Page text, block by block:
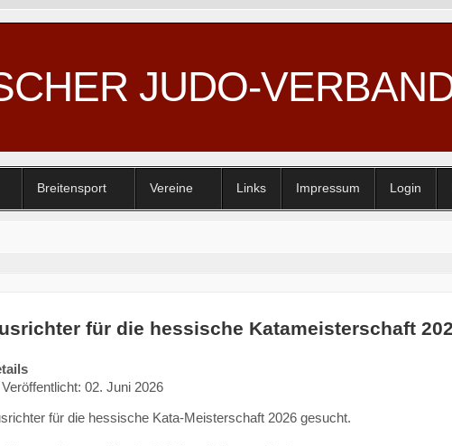
JUDO-
Breitensport Vereine Links Impressum Login
für die hessische Katameisterschaft
Veröffentlicht: 02. Juni 2026
für die hessische Kata-Meisterschaft 2026 gesucht.